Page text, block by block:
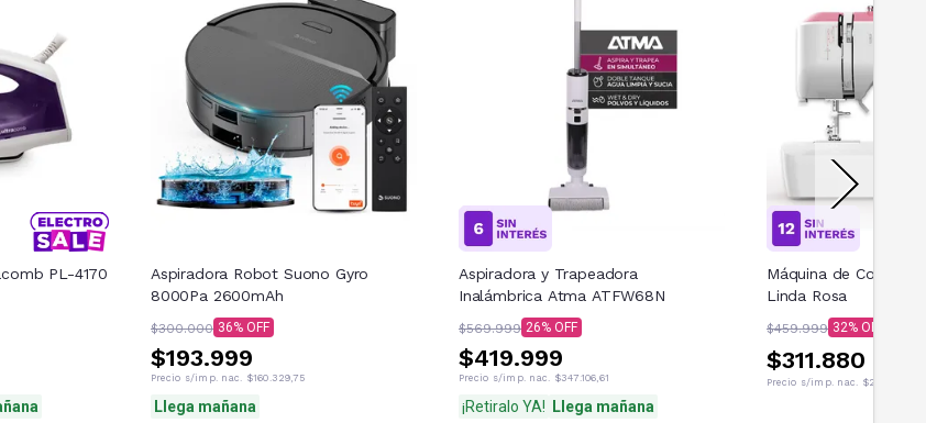
PL-4170
Aspiradora Robot Suono Gyro
8000Pa 2600mAh
$300.000 36
$193.999
Precio s/imp. nac. $160.329,75
Llega mañana
Aspiradora y Trapeadora
Inalámbrica Atma ATFW68N
$569.999 26
$419.999
Precio s/imp. nac. $347.106,61
¡Retiralo YA! Llega mañana
Máquina de Coser
Linda Rosa
$459.999 32
$311.880
Precio s/imp. nac. $214.875,21